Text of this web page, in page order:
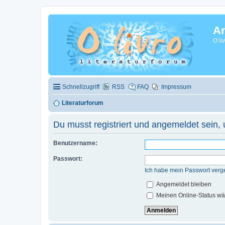
O
Schnellzugriff RSS FAQ Impressum
Literaturforum
Du musst registriert und angemeldet
Benutzername:
Passwort:
Ich habe mein Passwort
Angemeldet bleiben
Meinen Online-Status